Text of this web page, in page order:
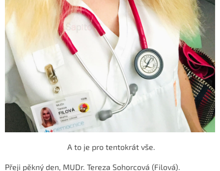
A to je pro tentokrát vše.
Přeji pěkný den, MUDr. Tereza Sohorcová (Filová).